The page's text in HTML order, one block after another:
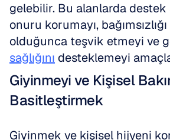
gelebilir. Bu alanlarda destek
onuru korumayı,
olduğunca teşvik etmeyi ve
sağlığını desteklemeyi
Giyinmeyi ve Kişisel
Basitleştirmek
Giyinmek ve kişisel hijyeni